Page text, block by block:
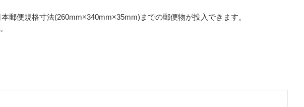
便規格寸法(260mm×340mm×35mm)までの郵便物が投入できます。